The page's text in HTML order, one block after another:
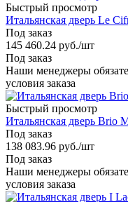
Быстрый просмотр
Итальянская дверь Le
Под заказ
145 460.24 руб./шт
Под заказ
Наши менеджеры
условия заказа
Быстрый просмотр
Итальянская дверь Brio
Под заказ
138 083.96 руб./шт
Под заказ
Наши менеджеры
условия заказа